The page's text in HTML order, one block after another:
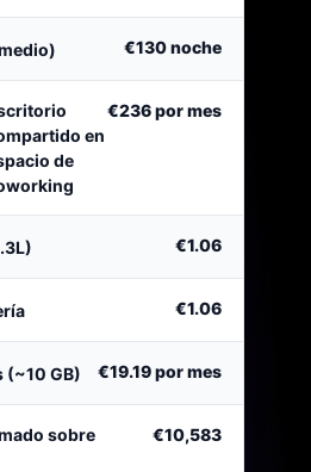
€130noche
en
de
€236por mes
€1.06
€1.06
(~10 GB) €19.19por mes
sobre
€10,583